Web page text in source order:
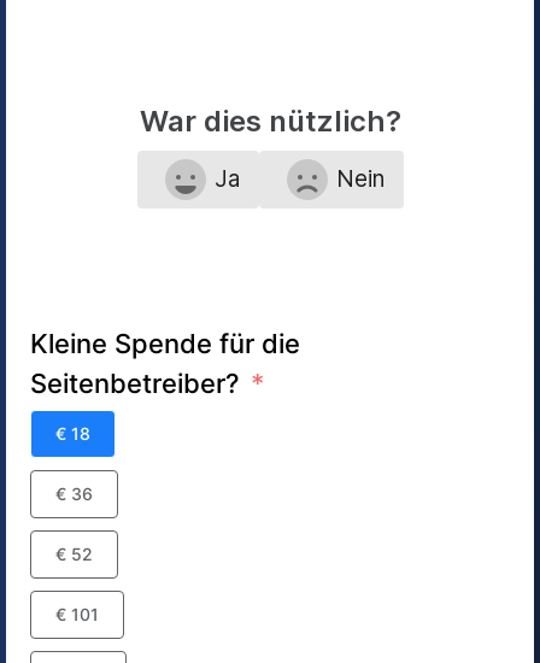
War dies nützlich?
Ja Nein
Kleine Spende für die
Seitenbetreiber?
€ 18
€ 36
€ 52
€ 101